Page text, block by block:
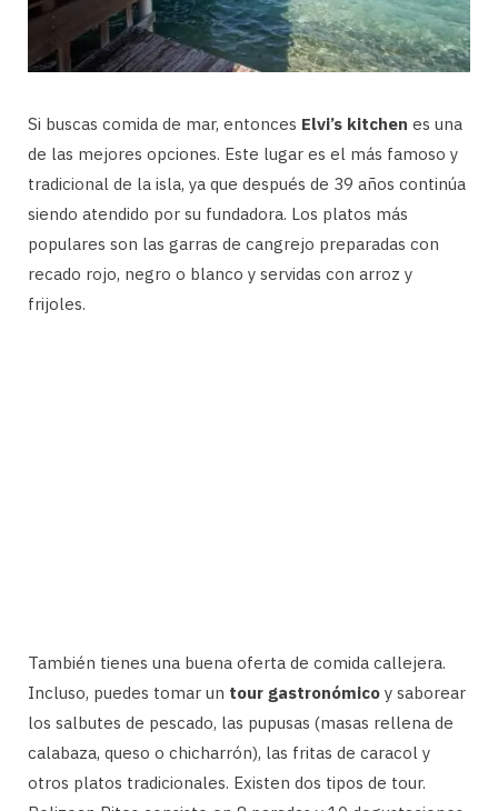
Si buscas comida de mar, entonces Elvi’s kitchen es una
de las mejores opciones. Este lugar es el más famoso y
tradicional de la isla, ya que después de 39 años continúa
siendo atendido por su fundadora. Los platos más
populares son las garras de cangrejo preparadas con
recado rojo, negro o blanco y servidas con arroz y
frijoles.
También tienes una buena oferta de comida callejera.
Incluso, puedes tomar un tour gastronómico y saborear
los salbutes de pescado, las pupusas (masas rellena de
calabaza, queso o chicharrón), las fritas de caracol y
otros platos tradicionales. Existen dos tipos de tour.